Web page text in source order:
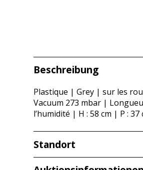
Beschreibung
Plastique | Grey | sur les
Vacuum 273 mbar |
l’humidité | H : 58 cm | P : 37
Standort
Redcarstr. 3